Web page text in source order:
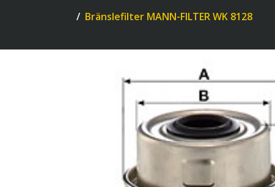
Bränslefilter MANN-FILTER WK 8128